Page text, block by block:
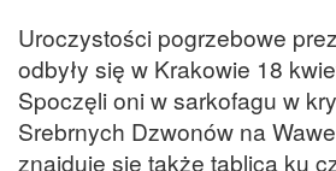
Uroczystości pogrzebowe
odbyły się w Krakowie 18
Spoczęli oni w sarkofagu w
Srebrnych Dzwonów na
znajduje się także tablica ku